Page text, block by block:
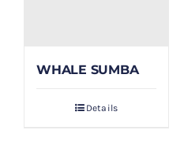
WHALE SUMBA
Details